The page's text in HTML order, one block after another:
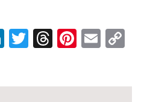
LinkedIn
Twitter
Threads